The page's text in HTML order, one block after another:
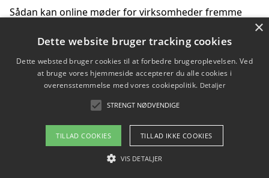
Sådan kan online møder for virksomheder fremme
Copyright 2026 - Pilanto Aps
Om / kontakt
×
Dette website bruger tracking cookies
Dette websted bruger cookies til at forbedre brugeroplevelsen. Ved
at bruge vores hjemmeside accepterer du alle cookies i
overensstemmelse med vores cookiepolitik. Detaljer
STRENGT NØDVENDIGE
TILLAD COOKIES TILLAD IKKE COOKIES
VIS DETALJER